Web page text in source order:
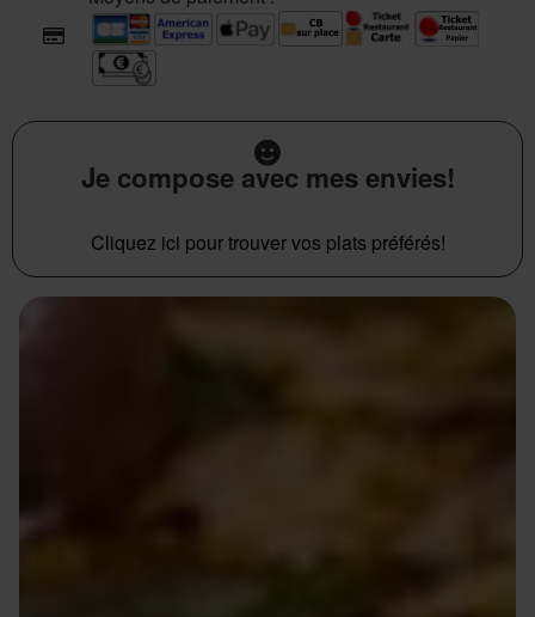
Je compose avec mes envies!
Cliquez ici pour trouver vos plats préférés!